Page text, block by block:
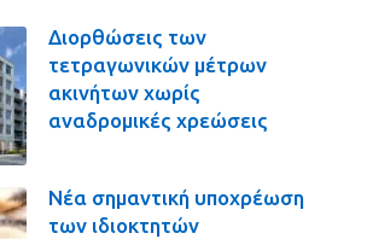
Διορθώσεις των
τετραγωνικών μέτρων
ακινήτων χωρίς
αναδρομικές χρεώσεις
Νέα σημαντική υποχρέωση
των ιδιοκτητών